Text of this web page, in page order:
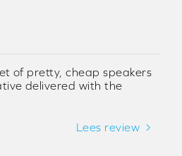
of pretty, cheap speakers
delivered with the
Lees review